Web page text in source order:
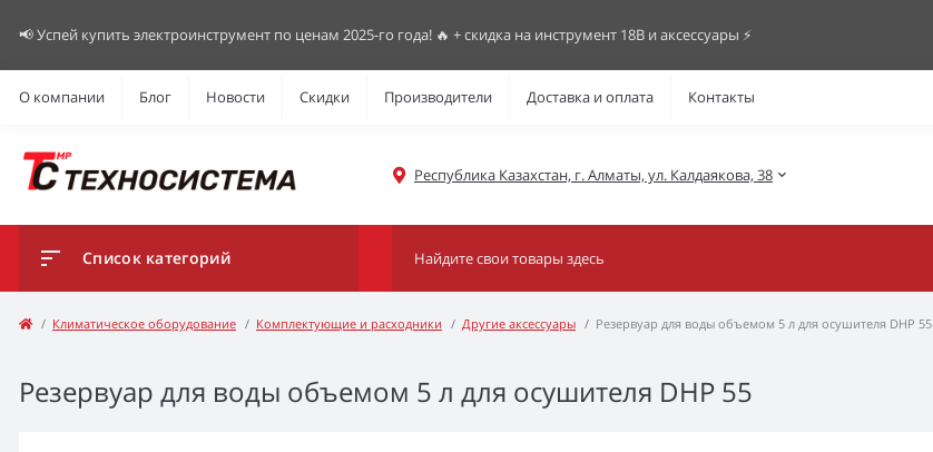
📢 Успей купить электроинструмент по ценам 2025-го года! 🔥 + скидка на инструмент 18В и аксессуары ⚡️
О компании Блог Новости Скидки Производители Доставка и оплата Контакты
Республика Казахстан, г. Алматы, ул. Калдаякова, 38
Список категорий
Климатическое оборудование Комплектующие и расходники Другие аксессуары Резервуар для воды объемом 5 л для осушителя DHP 55
Резервуар для воды объемом 5 л для осушителя DHP 55